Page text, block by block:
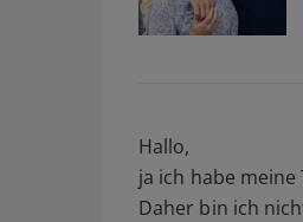
Hallo,
ja ich habe
Daher bin ich